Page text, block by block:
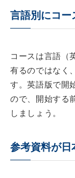
言語別にコー
コースは言語（
有るのではなく
す。英語版で開
ので、開始する
しましょう。
参考資料が日